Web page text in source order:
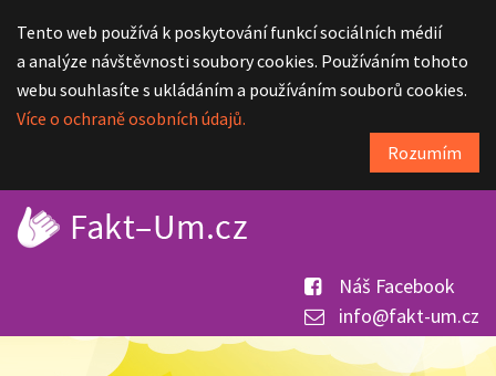
Tento web používá k poskytování funkcí sociálních médií
a analýze návštěvnosti soubory cookies. Používáním tohoto
webu souhlasíte s ukládáním a používáním souborů cookies.
Více o ochraně osobních údajů.
Rozumím
Náš Facebook
info@fakt-um.cz